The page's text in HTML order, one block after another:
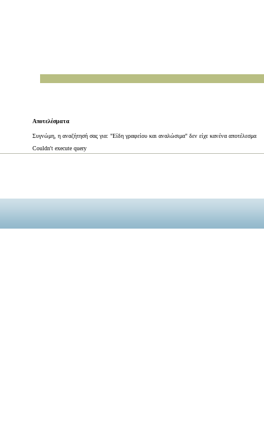
Αποτελέσματα
Συγνώμη, η αναζήτησή σας για: "Είδη γραφείου και αναλώσιμα" δεν είχε κανένα αποτέλεσμα
Couldn't execute query